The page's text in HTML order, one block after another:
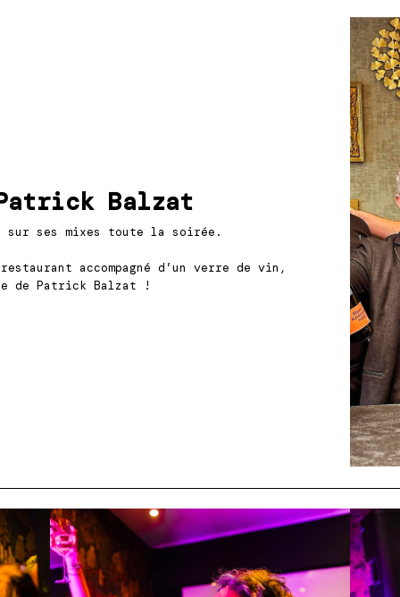
Balzat
ses mixes toute la soirée.
accompagné d’un verre de vin,
de Patrick Balzat !